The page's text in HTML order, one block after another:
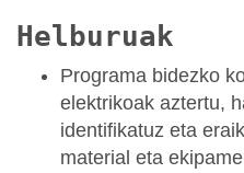
Helburuak
Programa bidezko
elektrikoak aztertu,
identifikatuz eta
material eta